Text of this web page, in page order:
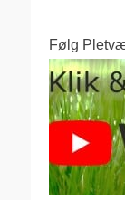
Følg